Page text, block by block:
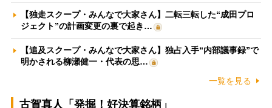
【独走スクープ・みんなで大家さん】二転三転した“成田プロ
ジェクト”の計画変更の裏で起き…
【追及スクープ・みんなで大家さん】独占入手“内部議事録”で
明かされる柳瀬健一・代表の思…
一覧を見る
古賀真人「発掘！好決算銘柄」